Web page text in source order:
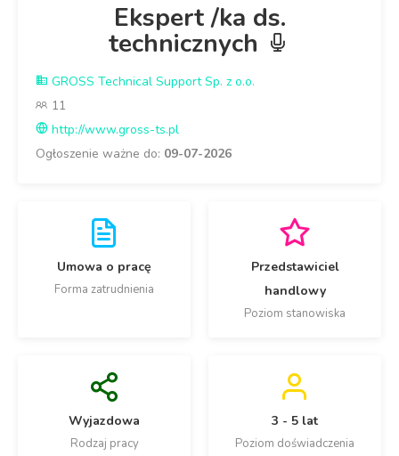
Ekspert /ka ds.
technicznych
GROSS Technical Support Sp. z o.o.
11
http://www.gross-ts.pl
Ogłoszenie ważne do: 09-07-2026
Umowa o pracę
Forma zatrudnienia
Przedstawiciel
handlowy
Poziom stanowiska
Wyjazdowa
Rodzaj pracy
3 - 5 lat
Poziom doświadczenia